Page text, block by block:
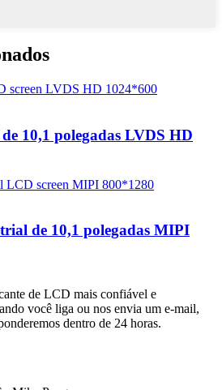
10,1 polegadas LVDS HD
de 10,1 polegadas MIPI
de LCD mais confiável e
você liga ou nos envia um e-mail,
dentro de 24 horas.